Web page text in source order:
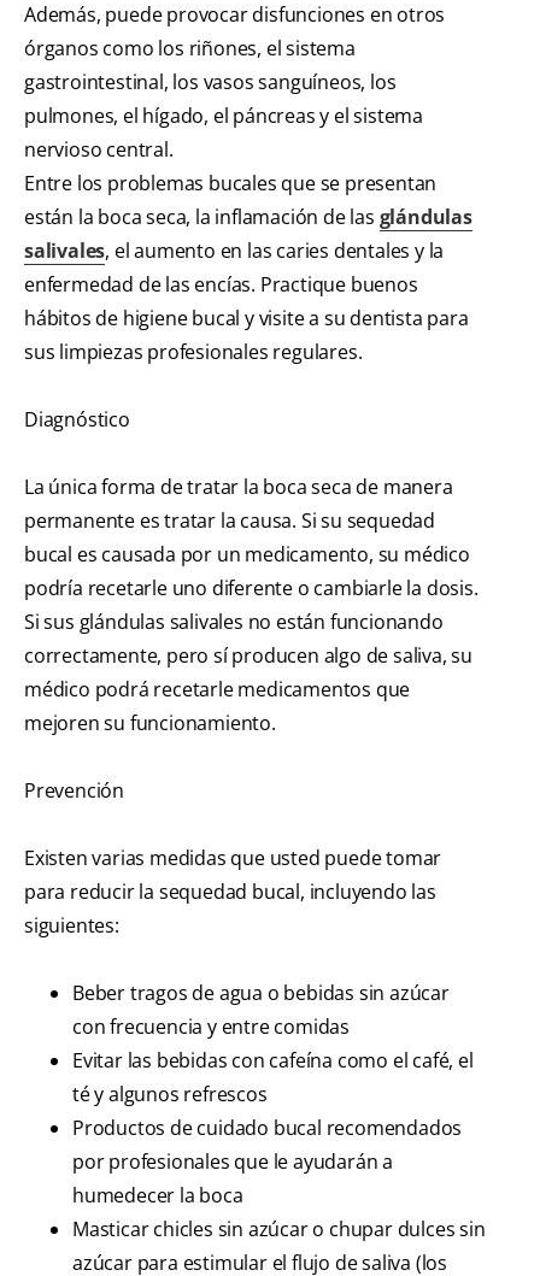
Además, puede provocar disfunciones en otros
órganos como los riñones, el sistema
gastrointestinal, los vasos sanguíneos, los
pulmones, el hígado, el páncreas y el sistema
nervioso central.
Entre los problemas bucales que se presentan
están la boca seca, la inflamación de las glándulas
salivales, el aumento en las caries dentales y la
enfermedad de las encías. Practique buenos
hábitos de higiene bucal y visite a su dentista para
sus limpiezas profesionales regulares.
Diagnóstico
La única forma de tratar la boca seca de manera
permanente es tratar la causa. Si su sequedad
bucal es causada por un medicamento, su médico
podría recetarle uno diferente o cambiarle la dosis.
Si sus glándulas salivales no están funcionando
correctamente, pero sí producen algo de saliva, su
médico podrá recetarle medicamentos que
mejoren su funcionamiento.
Prevención
Existen varias medidas que usted puede tomar
para reducir la sequedad bucal, incluyendo las
siguientes:
Beber tragos de agua o bebidas sin azúcar
con frecuencia y entre comidas
Evitar las bebidas con cafeína como el café, el
té y algunos refrescos
Productos de cuidado bucal recomendados
por profesionales que le ayudarán a
humedecer la boca
Masticar chicles sin azúcar o chupar dulces sin
azúcar para estimular el flujo de saliva (los